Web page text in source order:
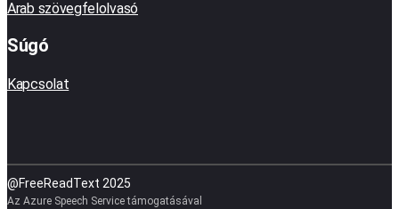
Arab szövegfelolvasó
Súgó
Kapcsolat
@FreeReadText 2025
Az Azure Speech Service támogatásával